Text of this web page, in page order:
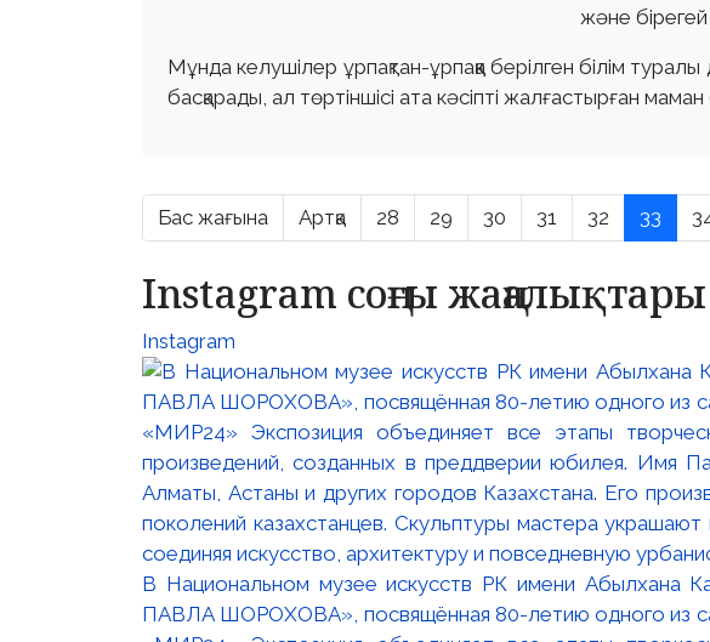
және
Мұнда келушілер ұрпақтан-ұрпаққа берілген білім туралы
басқарады, ал төртіншісі ата кәсіпті жалғастырған
Бас жағына Артқа 28 29 30 31 32 33
Instagram соңғы жаңалықтары
Instagram
В Национальном музее искусств РК имени Абылхана
ПАВЛА ШОРОХОВА», посвящённая 80-летию одного из